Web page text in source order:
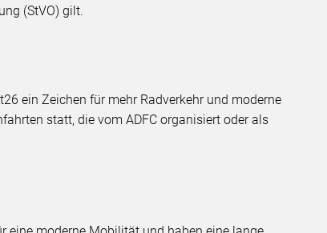
(StVO) gilt.
ein Zeichen für mehr Radverkehr und moderne
statt, die vom ADFC organisiert oder als